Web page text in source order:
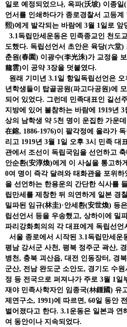
일로 예정되었으나, 옥파(沃坡) 이종
언서를 인쇄하다가 종로경찰서 고등
熙)에게 발각되는 바람에 3월 1일로 앞
3.1독립만세운동은 민족종교인 천도
도했다. 독립선언서 초안은 육당(六堂
춘원(春園) 이광수(李光洙)가 교정을
龍雲)이 공약 3장을 덧붙였다.
원래 기미년 3.1일 항일독립선언은
년학생들이 탑골공원(파고다공원)에
되어 있었다. 그런데 민족대표인 길선
지방에 있어 불참하는 바람에 1919년
상의 남학생 약 5천 명이 운집한 가운
在鎔, 1886-1976)이 팔각정에 올라가
리고 1919년 3월 1일 오후 3시 민족 대
관에서 조선이 독립국임을 선언하고
안순환(安淳煥)에게 이 사실을 통고하
0여 명이 즉각 달려와 태화관을 포위
을 선언하는 한용운의 간단한 식사를
립만세를 제창한 뒤 의연하게 일본 경
밀파된 임규(林圭)·안세환(安世煥) 등
립선언서 등을 우송했고, 상하이에 밀
파리강화회의의 각 대표에게 독립선언
서울 종로에서 시작된 3.1독립만세운
평남 강서군 사천, 평북 정주군 곽산,
병천, 충북 괴산읍, 대전 인동장터, 경
군산, 전남 완도군 소안도, 경기도 수
정 등 전국으로 퍼져나가 주로 3월 1일
재야 민족사학자인 임종국(林鍾國) 유
제연구소, 1991)에 따르면, 60일 동안
벌어졌다고 한다. 3.1운동은 일본과 연
여 동안이나 지속되었다.